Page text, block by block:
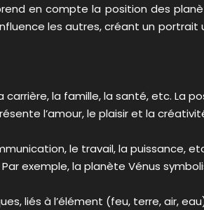
en compte la position des
les autres, créant un portrait
la famille, la santé, etc. La
l’amour, le plaisir et la
le travail, la puissance,
exemple, la planète Vénus
liés à l’élément (feu, terre, air,